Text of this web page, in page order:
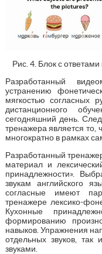
Рис. 4. Блок с
Разработанный
устранению
мягкостью согласных
дистанционного
сегодняшний день.
тренажера является то,
многократно в рамках
Разработанный
материал и
принадлежности».
звукам английского
согласные имеют
тренажере лексико-
Кухонные
формированию
навыков. Упражнения
отдельных звуков,
звуками.